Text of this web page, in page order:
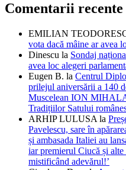
Comentarii recente
EMILIAN
vota dacă mâine ar avea
Dinescu la Sondaj
avea loc alegeri
Eugen B. la Centrul
prilejul aniversării a 140
Muscelean ION
Tradițiilor Satului
ARHIP LULUSA la
Pavelescu, sare în
și ambasada Italiei au
iar premierul Ciucă și
mistificând adevărul!’